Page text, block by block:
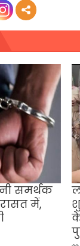
समर्थक
में,